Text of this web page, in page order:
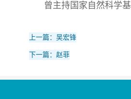
曾主持国家自然科学
上一篇：吴宏锋
下一篇：赵菲